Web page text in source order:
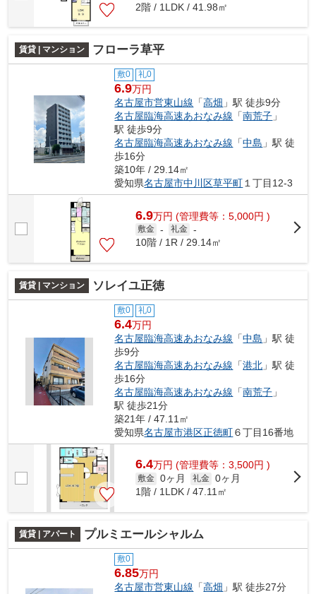
2階 / 1LDK / 41.98㎡
賃貸 | マンション フローラ草平
敷0 礼0
6.9万円
名古屋市営東山線 「高畑 」駅 徒歩9分
名古屋臨海高速あおなみ線 「南荒子 」
駅 徒歩9分
名古屋臨海高速あおなみ線 「中島 」駅 徒
歩16分
築10年 / 29.14㎡
愛知県名古屋市中川区草平町 １丁目12-3
6.9万円 (管理費等：5,000円 )
敷金 - 礼金 -
10階 / 1R / 29.14㎡
賃貸 | マンション ソレイユ正徳
敷0 礼0
6.4万円
名古屋臨海高速あおなみ線 「中島 」駅 徒
歩9分
名古屋臨海高速あおなみ線 「港北 」駅 徒
歩16分
名古屋臨海高速あおなみ線 「南荒子 」
駅 徒歩21分
築21年 / 47.11㎡
愛知県名古屋市港区正徳町６丁目16番地
6.4万円 (管理費等：3,500円 )
敷金 0ヶ月 礼金 0ヶ月
1階 / 1LDK / 47.11㎡
賃貸 | アパート プルミエールシャルム
敷0
6.85万円
名古屋市営東山線 「高畑 」駅 徒歩27分